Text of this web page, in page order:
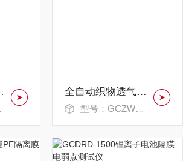
定仪 全自动织物透气率测试仪
型号：GCZWTQ-A